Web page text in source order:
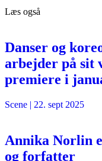
Læs også
Danser og
arbejder på sit
premiere i
Scene | 22. sept 2025
Annika Norlin
og forfatter